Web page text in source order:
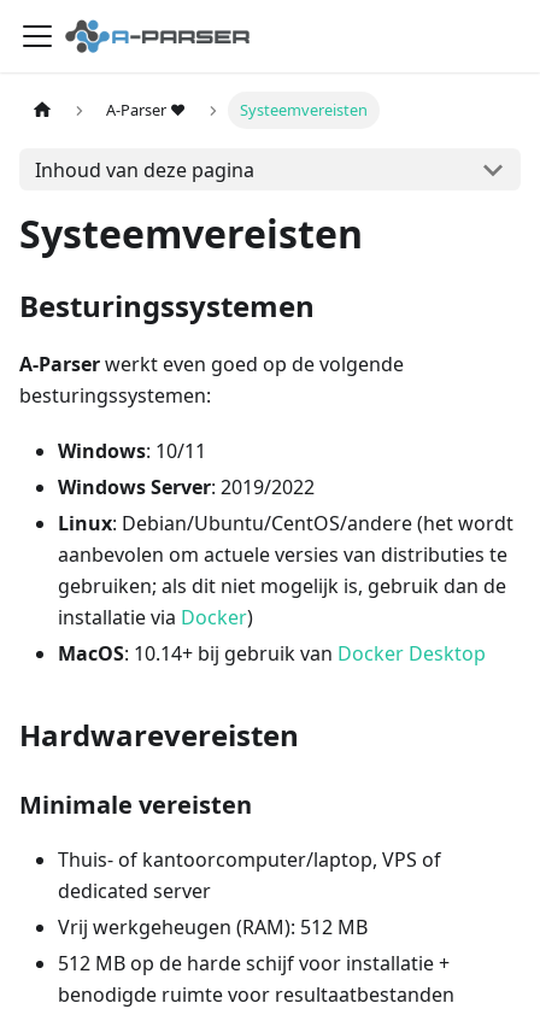
A-Parser ❤️ Systeemvereisten
Inhoud van deze pagina
Systeemvereisten
Besturingssystemen
A-Parserwerkt even goed op de volgende
besturingssystemen:
Windows: 10/11
Windows Server: 2019/2022
Linux: Debian/Ubuntu/CentOS/andere (het wordt
aanbevolen om actuele versies van distributies te
gebruiken; als dit niet mogelijk is, gebruik dan de
installatie via Docker)
MacOS: 10.14+ bij gebruik van Docker Desktop
Hardwarevereisten
Minimale vereisten
Thuis- of kantoorcomputer/laptop, VPS of
dedicated server
Vrij werkgeheugen (RAM): 512 MB
512 MB op de harde schijf voor installatie +
benodigde ruimte voor resultaatbestanden